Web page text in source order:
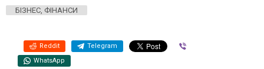
БІЗНЕС, ФІНАНСИ
Reddit Telegram
WhatsApp